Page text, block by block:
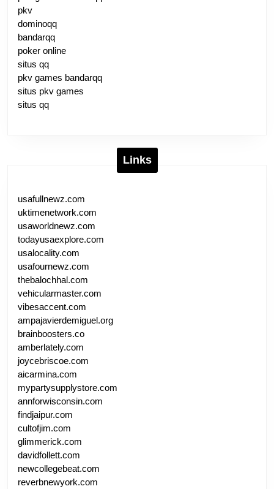
pkv
dominoqq
bandarqq
poker online
situs qq
pkv games bandarqq
situs pkv games
situs qq
Links
usafullnewz.com
uktimenetwork.com
usaworldnewz.com
todayusaexplore.com
usalocality.com
usafournewz.com
thebalochhal.com
vehicularmaster.com
vibesaccent.com
ampajavierdemiguel.org
brainboosters.co
amberlately.com
joycebriscoe.com
aicarmina.com
mypartysupplystore.com
annforwisconsin.com
findjaipur.com
cultofjim.com
glimmerick.com
davidfollett.com
newcollegebeat.com
reverbnewyork.com